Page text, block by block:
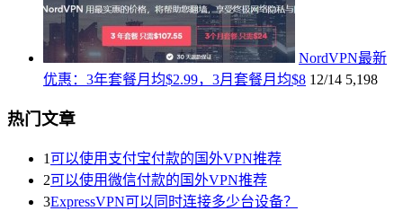
NordVPN最新
优惠：3年套餐月均$2.99，3月套餐月均$8 12/14 5,198
热门文章
1可以使用支付宝付款的国外VPN推荐
2可以使用微信付款的国外VPN推荐
3ExpressVPN可以同时连接多少台设备？